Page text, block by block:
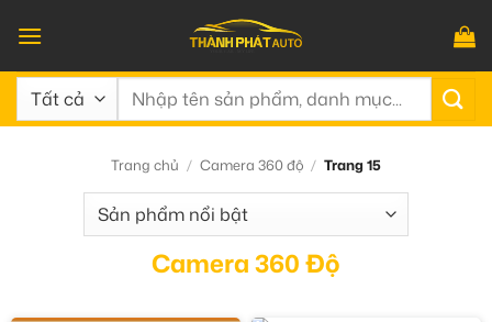
qua
nội
dung
Tìm
Trang chủ / Camera 360 độ / Trang 15
Camera 360 Độ